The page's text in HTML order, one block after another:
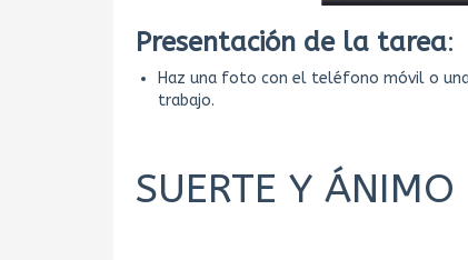
Presentación de la tarea:
Haz una foto con el teléfono móvil o
trabajo.
SUERTE Y ÁNIMO